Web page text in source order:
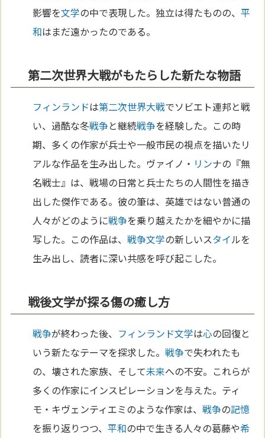
影響を文学の中で表現した。独立は得たものの、平
和はまだ遠かったのである。
第二次世界大戦がもたらした新たな物語
フィンランドは第二次世界大戦でソビエト連邦と戦
い、過酷な冬戦争と継続戦争を経験した。この時
期、多くの作家が兵士や一般市民の視点を描いたリ
アルな作品を生み出した。ヴァイノ・ リンナの『無
名戦士』は、戦場の日常と兵士たちの人間性を描き
出した傑作である。彼の筆は、英雄ではない普通の
人々がどのように戦争を乗り越えたかを細やかに描
写した。この作品は、戦争文学の新しいスタイルを
生み出し、読者に深い共感を呼び起こした。
戦後文学が探る傷の癒し方
戦争が終わった後、 フィンランド文学は心の回復と
いう新たなテーマを探求した。戦争で失われたも
の、壊された家族、そして未来への不安。これらが
多くの作家にインスピレーションを与えた。ティ
モ・キヴェンティエミのような作家は、戦争の記憶
を振り返りつつ、平和の中で生きる人々の葛藤や希